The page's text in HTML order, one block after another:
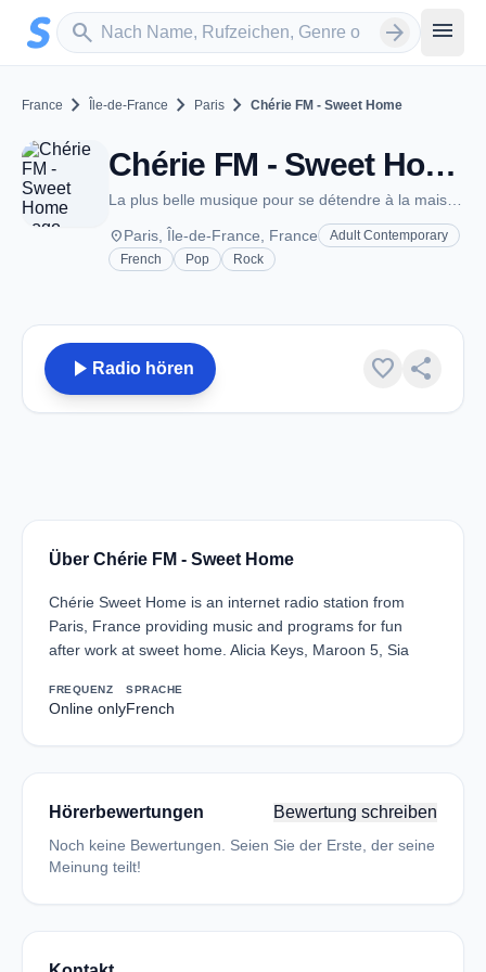
Zum Hauptinhalt springen
search
Sender suchen arrow_forward menu
France chevron_right Île-de-France chevron_right Paris chevron_right Chérie FM - Sweet Home
Chérie FM - Sweet Home - Paris
placeParis, Île-de-France, France
Adult Contemporary
French
Pop Rock
play_arrow Radio hören favorite share
Über Chérie FM - Sweet Home
Chérie Sweet Home is an internet radio station from
Paris, France providing music and programs for fun
after work at sweet home. Alicia Keys, Maroon 5, Sia
FREQUENZ
Online only
SPRACHE
French
Hörerbewertungen Bewertung schreiben
Noch keine Bewertungen. Seien Sie der Erste, der seine
Meinung teilt!